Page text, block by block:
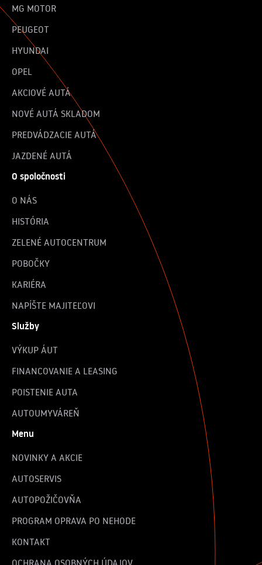
MG MOTOR
PEUGEOT
HYUNDAI
OPEL
AKCIOVÉ AUTÁ
NOVÉ AUTÁ SKLADOM
PREDVÁDZACIE AUTÁ
JAZDENÉ AUTÁ
O spoločnosti
O NÁS
HISTÓRIA
ZELENÉ AUTOCENTRUM
POBOČKY
KARIÉRA
NAPÍŠTE MAJITEĽOVI
Služby
VÝKUP ÁUT
FINANCOVANIE A LEASING
POISTENIE AUTA
AUTOUMYVÁREŇ
Menu
NOVINKY A AKCIE
AUTOSERVIS
AUTOPOŽIČOVŇA
PROGRAM OPRAVA PO NEHODE
KONTAKT